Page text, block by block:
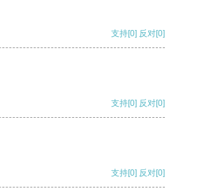
支持[0] 反对[0]
支持[0] 反对[0]
支持[0] 反对[0]